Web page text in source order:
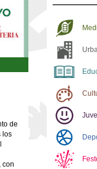
de
los
con